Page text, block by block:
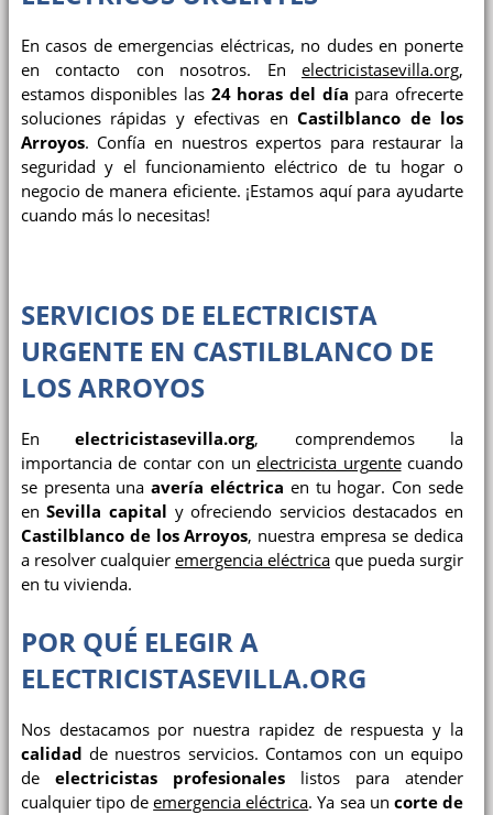
En casos de emergencias eléctricas, no dudes en ponerte
en contacto con nosotros. En electricistasevilla.org,
estamos disponibles las 24 horas del día para ofrecerte
soluciones rápidas y efectivas enCastilblanco de los
Arroyos. Confía en nuestros expertos para restaurar la
seguridad y el funcionamiento eléctrico de tu hogar o
negocio de manera eficiente. ¡Estamos aquí para ayudarte
cuando más lo necesitas!
SERVICIOS DE ELECTRICISTA
URGENTE EN CASTILBLANCO DE
LOS ARROYOS
Enelectricistasevilla.org, comprendemos la
importancia de contar con unelectricista urgentecuando
se presenta unaavería eléctrica en tu hogar. Con sede
enSevilla capital y ofreciendo servicios destacados en
Castilblanco de los Arroyos, nuestra empresa se dedica
a resolver cualquier emergencia eléctricaque pueda surgir
en tu vivienda.
POR QUÉ ELEGIR A
ELECTRICISTASEVILLA.ORG
Nos destacamos por nuestra rapidez de respuesta y la
calidad de nuestros servicios. Contamos con un equipo
de electricistas profesionaleslistos para atender
cualquier tipo deemergencia eléctrica. Ya sea un corte de